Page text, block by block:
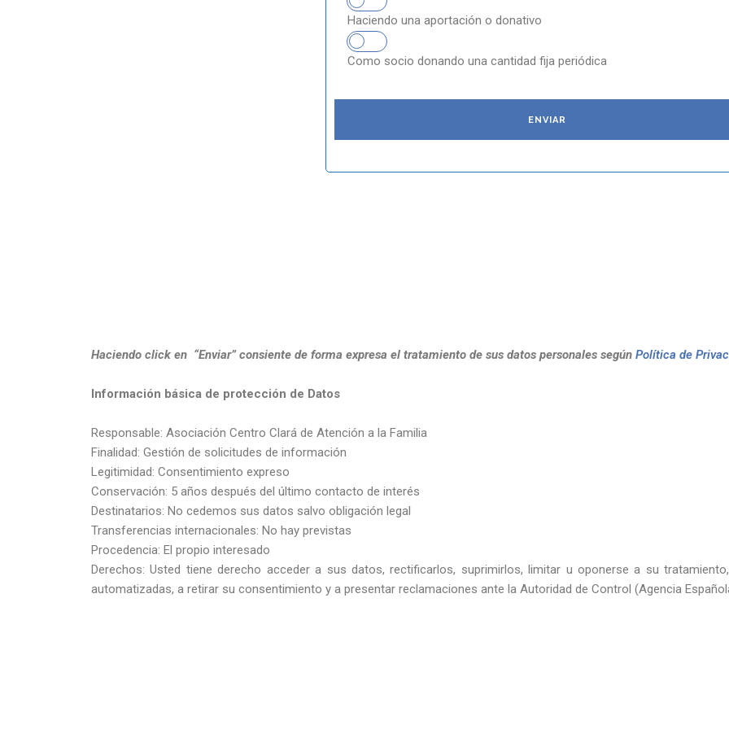
Haciendo una aportación o donativo
Como socio donando una cantidad fija periódica
Haciendo click en “Enviar” consiente de forma expresa el tratamiento de sus datos personales según Política de
Información básica de protección de Datos
Responsable: Asociación Centro Clará de Atención a la Familia
Finalidad: Gestión de solicitudes de información
Legitimidad: Consentimiento expreso
Conservación: 5 años después del último contacto de interés
Destinatarios: No cedemos sus datos salvo obligación legal
Transferencias internacionales: No hay previstas
Procedencia: El propio interesado
Derechos: Usted tiene derecho acceder a sus datos, rectificarlos, suprimirlos, limitar u oponerse a su
automatizadas, a retirar su consentimiento y a presentar reclamaciones ante la Autoridad de Control (Agencia